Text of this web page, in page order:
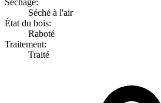
Séchage:
Séché à l'air
État du bois:
Raboté
Traitement:
Traité